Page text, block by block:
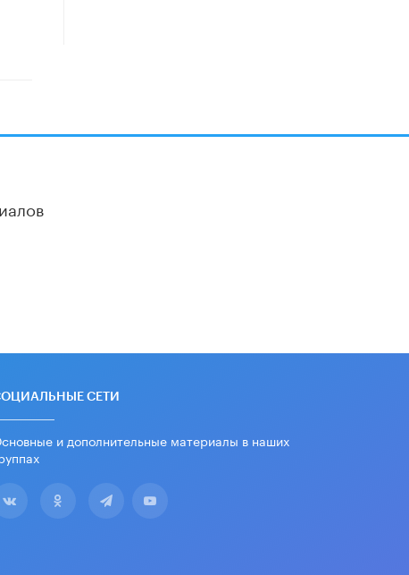
16 ИЮНЯ /АНАЛИТИКА
В России предложили ввести
11 ИЮНЯ /ВОСПИТАНИЕ
студенты столичного колледжа,
помогают восстанавливать
СЕТИ
и дополнительные материалы в наших